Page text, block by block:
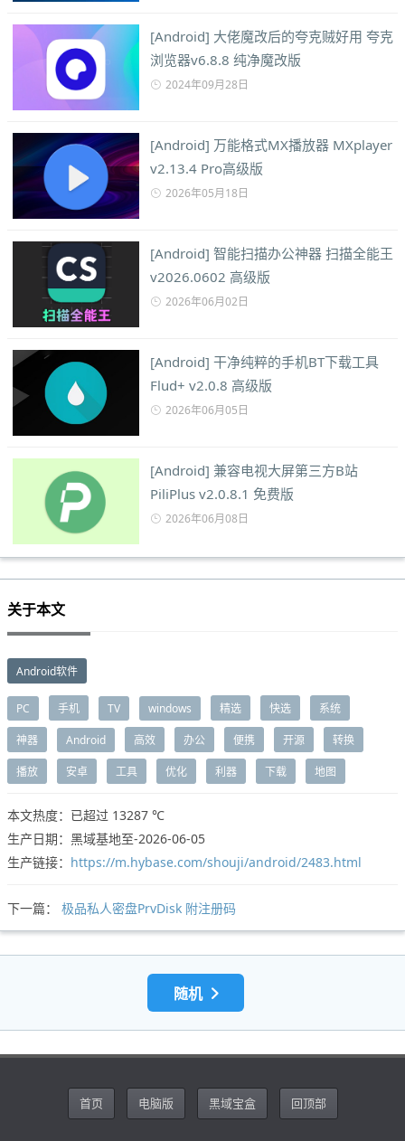
[Android] 大佬魔改后的夸克贼好用 夸克
浏览器v6.8.8 纯净魔改版
2024年09月28日
[Android] 万能格式MX播放器 MXplayer
v2.13.4 Pro高级版
2026年05月18日
[Android] 智能扫描办公神器 扫描全能王
v2026.0602 高级版
2026年06月02日
[Android] 干净纯粹的手机BT下载工具
Flud+ v2.0.8 高级版
2026年06月05日
[Android] 兼容电视大屏第三方B站
PiliPlus v2.0.8.1 免费版
2026年06月08日
关于本文
Android软件
PC 手机 TV windows 精选 快选 系统
神器 Android 高效 办公 便携 开源 转换
播放 安卓 工具 优化 利器 下载 地图
本文热度：已超过 13287 ℃
生产日期：黑域基地至-2026-06-05
生产链接： https://m.hybase.com/shouji/android/2483.html
下一篇： 极品私人密盘PrvDisk 附注册码
随机
首页 电脑版 黑域宝盒 回顶部